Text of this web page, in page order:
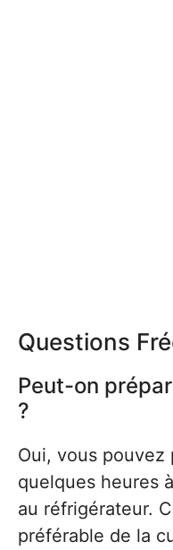
Questions
Peut-on
?
Oui, vous pouvez
quelques heures
au réfrigérateur.
préférable de la